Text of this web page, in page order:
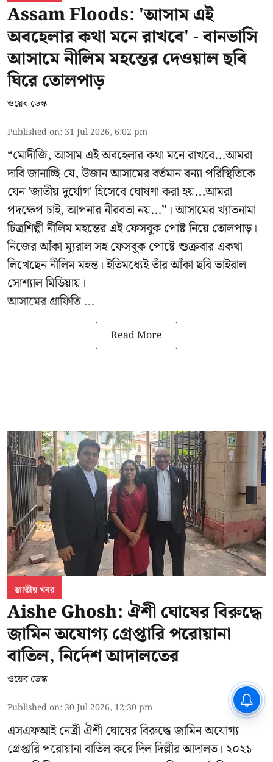
Assam Floods: 'আসাম এই
অবহেলার কথা মনে রাখবে' - বানভাসি
আসামে নীলিম মহন্তের দেওয়াল ছবি
ঘিরে তোলপাড়
ওয়েব ডেস্ক
Published on: 31 Jul 2026, 6:02 pm
“মোদীজি, আসাম এই অবহেলার কথা মনে রাখবে...আমরা
দাবি জানাচ্ছি যে, উজান আসামের বর্তমান বন্যা পরিস্থিতিকে
যেন 'জাতীয় দুর্যোগ' হিসেবে ঘোষণা করা হয়...আমরা
পদক্ষেপ চাই, আপনার নীরবতা নয়...”। আসামের খ্যাতনামা
চিত্রশিল্পী নীলিম মহন্তের এই ফেসবুক পোষ্ট নিয়ে তোলপাড়।
নিজের আঁকা ম্যুরাল সহ ফেসবুক পোষ্টে শুক্রবার একথা
লিখেছেন নীলিম মহন্ত। ইতিমধ্যেই তাঁর আঁকা ছবি ভাইরাল
সোশ্যাল মিডিয়ায়।
আসামের গ্রাফিতি ...
Read More
জাতীয় খবর
Aishe Ghosh: ঐশী ঘোষের বিরুদ্ধে
জামিন অযোগ্য গ্রেপ্তারি পরোয়ানা
বাতিল, নির্দেশ আদালতের
ওয়েব ডেস্ক
Published on: 30 Jul 2026, 12:30 pm
এসএফআই নেত্রী ঐশী ঘোষের বিরুদ্ধে জামিন অযোগ্য
গ্রেপ্তারি পরোয়ানা বাতিল করে দিল দিল্লীর আদালত। ২০২১
ভোট ঘোষণার প্রতিবাদ - আদালতের